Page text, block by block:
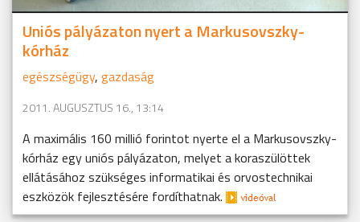
Uniós pályázaton nyert a Markusovszky-
kórház
egészségügy, gazdaság
2011. AUGUSZTUS 16., 13:14
A maximális 160 millió forintot nyerte el a Markusovszky-
kórház egy uniós pályázaton, melyet a koraszülöttek
ellátásához szükséges informatikai és orvostechnikai
eszközök fejlesztésére fordíthatnak.